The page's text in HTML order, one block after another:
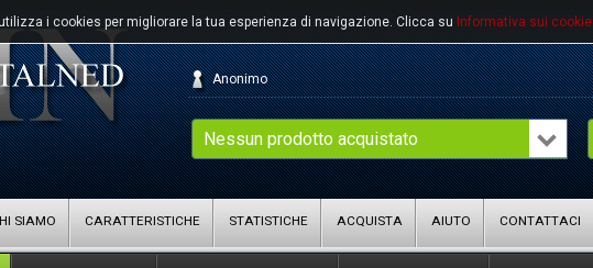
i cookies per migliorare la tua esperienza di navigazione. Clicca su Informativa sui cookie
Nessun prodotto acquistato
Anonimo
SIAMO CARATTERISTICHE STATISTICHE ACQUISTA AIUTO CONTATTACI